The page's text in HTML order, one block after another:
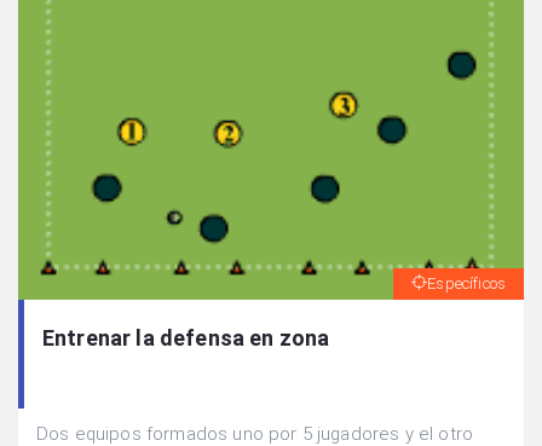
Específicos
Entrenar la defensa en zona
Dos equipos formados uno por 5 jugadores y el otro